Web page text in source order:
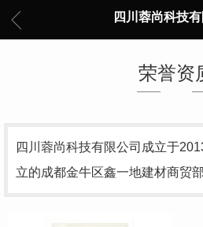
四川蓉尚科技有
荣誉资
四川蓉尚科技有限公司成立于
立的成都金牛区鑫一地建材商贸